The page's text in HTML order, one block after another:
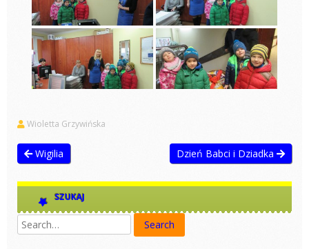
Wioletta Grzywińska
Wigilia Dzień Babci i Dziadka
SZUKAJ